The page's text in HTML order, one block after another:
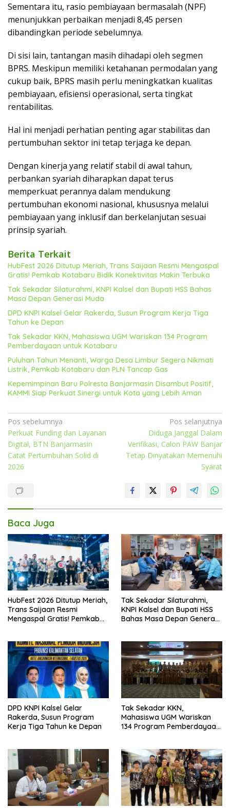
Sementara itu, rasio pembiayaan bermasalah (NPF)
menunjukkan perbaikan menjadi 8,45 persen
dibandingkan periode sebelumnya.
Di sisi lain, tantangan masih dihadapi oleh segmen
BPRS. Meskipun memiliki ketahanan permodalan yang
cukup baik, BPRS masih perlu meningkatkan kualitas
pembiayaan, efisiensi operasional, serta tingkat
rentabilitas.
Hal ini menjadi perhatian penting agar stabilitas dan
pertumbuhan sektor ini tetap terjaga ke depan.
Dengan kinerja yang relatif stabil di awal tahun,
perbankan syariah diharapkan dapat terus
memperkuat perannya dalam mendukung
pertumbuhan ekonomi nasional, khususnya melalui
pembiayaan yang inklusif dan berkelanjutan sesuai
prinsip syariah.
Berita Terkait
HubFest 2026 Ditutup Meriah, Trans Saijaan Resmi Mengaspal
Gratis! Pemkab Kotabaru Bidik Konektivitas Makin Terbuka
Tak Sekadar Silaturahmi, KNPI Kalsel dan Bupati HSS Bahas
Masa Depan Generasi Muda
DPD KNPI Kalsel Gelar Rakerda, Susun Program Kerja Tiga
Tahun ke Depan
Tak Sekadar KKN, Mahasiswa UGM Wariskan 134 Program
Pemberdayaan untuk Kotabaru
Puluhan Tahun Menanti, Warga Desa Limbur Segera Nikmati
Listrik, Pemkab Kotabaru dan PLN Tancap Gas
Kepemimpinan Baru Polresta Banjarmasin Disambut Positif,
KAMMI Siap Perkuat Sinergi untuk Kota yang Lebih Aman
Navigasi
pos
Pos sebelumnya
Perkuat Funding dan Layanan
Digital, BTN Banjarmasin
Catat Pertumbuhan Solid di
2026
Pos selanjutnya
Diduga Janggal Dalam
Verifikasi, Calon PAW Banjar
Tetap Dinyatakan Memenuhi
Syarat
Baca Juga
HubFest 2026 Ditutup Meriah,
Trans Saijaan Resmi
Mengaspal Gratis! Pemkab
Tak Sekadar Silaturahmi,
KNPI Kalsel dan Bupati HSS
Bahas Masa Depan Generasi
DPD KNPI Kalsel Gelar
Rakerda, Susun Program
Kerja Tiga Tahun ke Depan
Tak Sekadar KKN,
Mahasiswa UGM Wariskan
134 Program Pemberdayaan